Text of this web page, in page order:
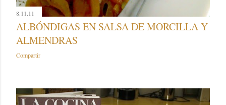
8.11.11
ALBÓNDIGAS EN SALSA DE MORCILLA Y
ALMENDRAS
Compartir